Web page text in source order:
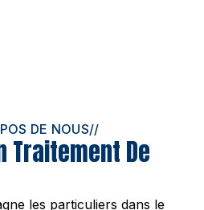
DE NOUS//
Traitement De
les particuliers dans le